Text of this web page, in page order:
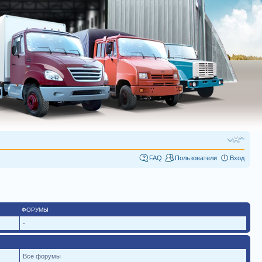
FAQ Пользователи Вход
ФОРУМЫ
-
Все форумы